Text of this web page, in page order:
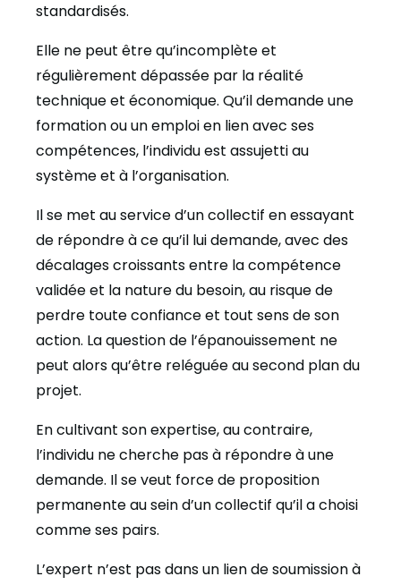
standardisés.
Elle ne peut être qu’incomplète et
régulièrement dépassée par la réalité
technique et économique. Qu’il demande une
formation ou un emploi en lien avec ses
compétences, l’individu est assujetti au
système et à l’organisation.
Il se met au service d’un collectif en essayant
de répondre à ce qu’il lui demande, avec des
décalages croissants entre la compétence
validée et la nature du besoin, au risque de
perdre toute confiance et tout sens de son
action. La question de l’épanouissement ne
peut alors qu’être reléguée au second plan du
projet.
En cultivant son expertise, au contraire,
l’individu ne cherche pas à répondre à une
demande. Il se veut force de proposition
permanente au sein d’un collectif qu’il a choisi
comme ses pairs.
L’expert n’est pas dans un lien de soumission à